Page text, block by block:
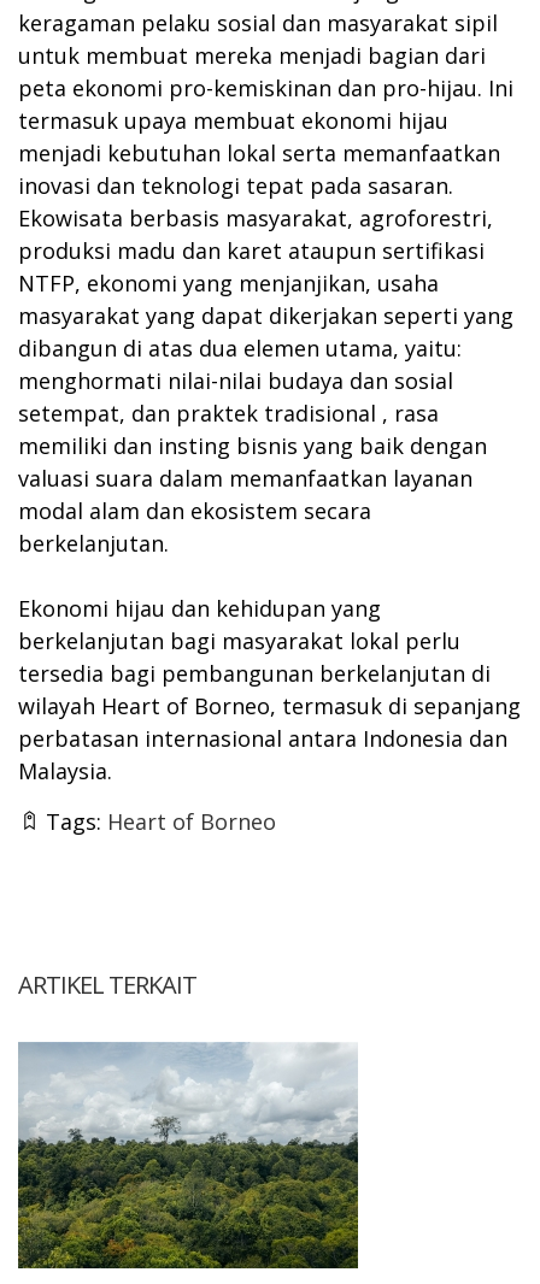
keragaman pelaku sosial dan masyarakat sipil
untuk membuat mereka menjadi bagian dari
peta ekonomi pro-kemiskinan dan pro-hijau. Ini
termasuk upaya membuat ekonomi hijau
menjadi kebutuhan lokal serta memanfaatkan
inovasi dan teknologi tepat pada sasaran.
Ekowisata berbasis masyarakat, agroforestri,
produksi madu dan karet ataupun sertifikasi
NTFP, ekonomi yang menjanjikan, usaha
masyarakat yang dapat dikerjakan seperti yang
dibangun di atas dua elemen utama, yaitu:
menghormati nilai-nilai budaya dan sosial
setempat, dan praktek tradisional , rasa
memiliki dan insting bisnis yang baik dengan
valuasi suara dalam memanfaatkan layanan
modal alam dan ekosistem secara
berkelanjutan.
Ekonomi hijau dan kehidupan yang
berkelanjutan bagi masyarakat lokal perlu
tersedia bagi pembangunan berkelanjutan di
wilayah Heart of Borneo, termasuk di sepanjang
perbatasan internasional antara Indonesia dan
Malaysia.
Tags: Heart of Borneo
ARTIKEL TERKAIT